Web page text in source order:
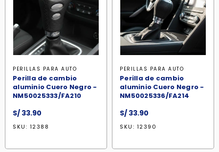
PERILLAS PARA AUTO
Perilla de cambio
aluminio Cuero Negro -
NM50025333/FA210
S/ 33.90
SKU: 12388
PERILLAS PARA AUTO
Perilla de cambio
aluminio Cuero Negro -
NM50025336/FA214
S/ 33.90
SKU: 12390